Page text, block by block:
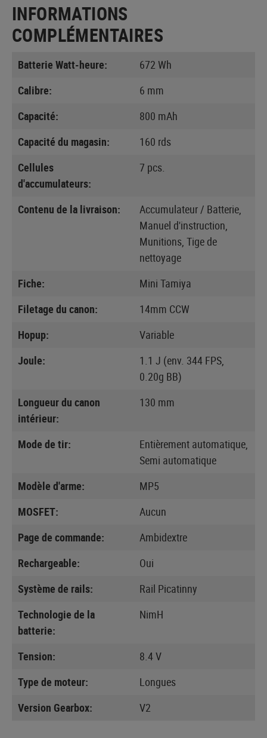
INFORMATIONS
COMPLÉMENTAIRES
Batterie Watt-heure:
672 Wh
Calibre:
6 mm
Capacité:
800 mAh
Capacité du magasin:
160 rds
Cellules
d'accumulateurs:
7 pcs.
Contenu de la livraison:
Accumulateur / Batterie,
Manuel d'instruction,
Munitions, Tige de
nettoyage
Fiche:
Mini Tamiya
Filetage du canon:
14mm CCW
Hopup:
Variable
Joule:
1.1 J (env. 344 FPS,
0.20g BB)
Longueur du canon
intérieur:
130 mm
Mode de tir:
Entièrement automatique,
Semi automatique
Modèle d'arme:
MP5
MOSFET:
Aucun
Page de commande:
Ambidextre
Rechargeable:
Oui
Système de rails:
Rail Picatinny
Technologie de la
batterie:
NimH
Tension:
8.4 V
Type de moteur:
Longues
Version Gearbox:
V2